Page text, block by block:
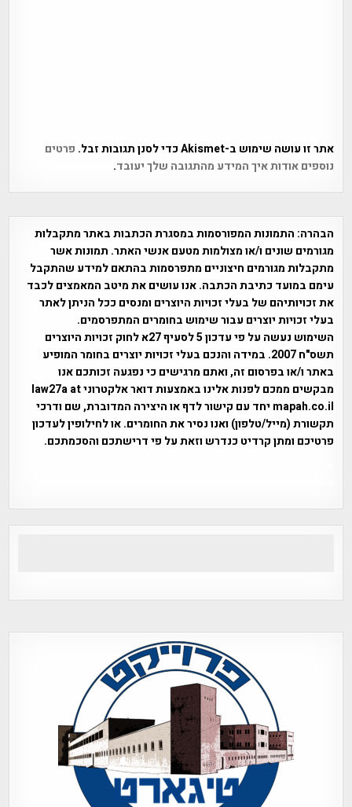
אתר זו עושה שימוש ב-Akismet כדי לסנן תגובות זבל.
פרטים
נוספים אודות איך המידע מהתגובה שלך יעובד.
הבהרה: התמונות המפורסמות במסגרת הכתבות באתר מתקבלות
מגורמים שונים ו/או מצולמות מטעם אנשי האתר. תמונות אשר
מתקבלות מגורמים חיצוניים מתפרסמות בהתאם למידע שהתקבל
עימם במועד כתיבת הכתבה. אנו עושים את מיטב המאמצים לכבד
את זכויותיהם של בעלי זכויות היוצרים ומנסים ככל הניתן לאתר
בעלי זכויות יוצרים עבור שימוש בחומרים המתפרסמים.
השימוש נעשה על פי עדכון 5 לסעיף 27א לחוק זכויות היוצרים
תשס"ח 2007. במידה והנכם בעלי זכויות יוצרים בחומר המופיע
באתר ו/או בפרסום זה, ואתם מרגישים כי נפגעה זכותכם אנו
מבקשים ממכם לפנות אלינו באמצעות דואר אלקטרוני law27a at
mapah.co.il יחד עם קישור לדף או היצירה המדוברת, שם ודרכי
תקשורת (מייל/טלפון) ואנו נסיר את החומרים. או לחילופין לעדכון
פרטיכם ומתן קרדיט כנדרש וזאת על פי דרישתכם והסכמתכם.